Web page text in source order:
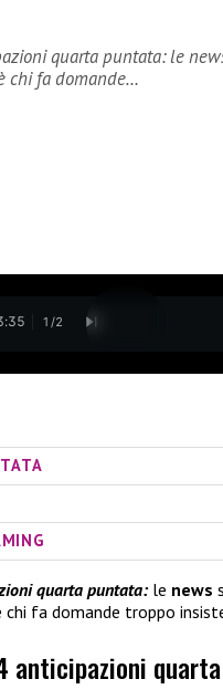
quarta puntata: le
chi fa domande…
1 /2
quarta puntata:le news
chi fa domande troppo
anticipazioni